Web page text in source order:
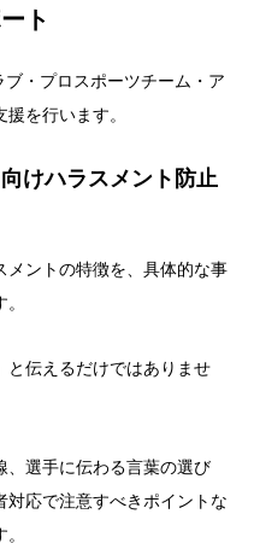
ト
・プロスポーツチーム・ア
を行います。
けハラスメント防止
メントの特徴を、具体的な事
と伝えるだけではありませ
、選手に伝わる言葉の選び
応で注意すべきポイントな